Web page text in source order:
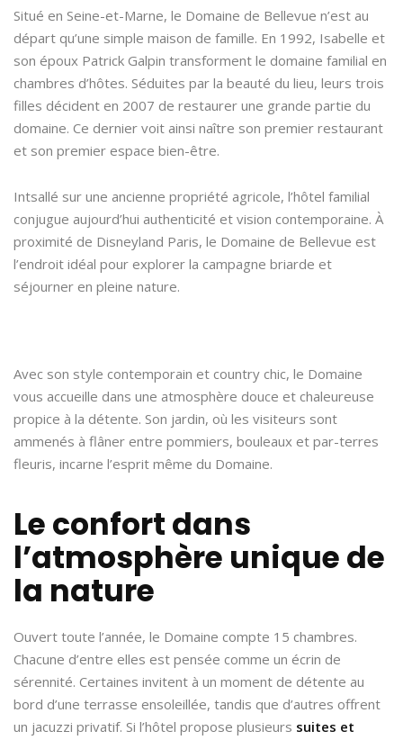
Situé en Seine-et-Marne, le Domaine de Bellevue n’est au
départ qu’une simple maison de famille. En 1992, Isabelle et
son époux Patrick Galpin transforment le domaine familial en
chambres d’hôtes. Séduites par la beauté du lieu, leurs trois
filles décident en 2007 de restaurer une grande partie du
domaine. Ce dernier voit ainsi naître son premier restaurant
et son premier espace bien-être.
Intsallé sur une ancienne propriété agricole, l’hôtel familial
conjugue aujourd’hui authenticité et vision contemporaine. À
proximité de Disneyland Paris, le Domaine de Bellevue est
l’endroit idéal pour explorer la campagne briarde et
séjourner en pleine nature.
Avec son style contemporain et country chic, le Domaine
vous accueille dans une atmosphère douce et chaleureuse
propice à la détente. Son jardin, où les visiteurs sont
ammenés à flâner entre pommiers, bouleaux et par-terres
fleuris, incarne l’esprit même du Domaine.
Le confort dans
l’atmosphère unique de
la nature
Ouvert toute l’année, le Domaine compte 15 chambres.
Chacune d’entre elles est pensée comme un écrin de
sérennité. Certaines invitent à un moment de détente au
bord d’une terrasse ensoleillée, tandis que d’autres offrent
un jacuzzi privatif. Si l’hôtel propose plusieurs suites et